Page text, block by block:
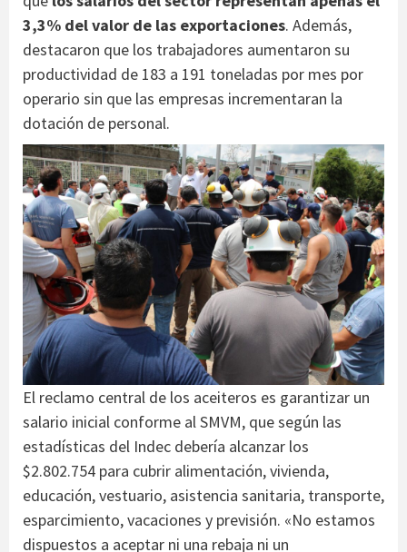
3,3% del valor de las exportaciones. Además,
destacaron que los trabajadores aumentaron su
productividad de 183 a 191 toneladas por mes por
operario sin que las empresas incrementaran la
dotación de personal.
El reclamo central de los aceiteros es garantizar un
salario inicial conforme al SMVM, que según las
estadísticas del Indec debería alcanzar los
$2.802.754 para cubrir alimentación, vivienda,
educación, vestuario, asistencia sanitaria, transporte,
esparcimiento, vacaciones y previsión. «No estamos
dispuestos a aceptar ni una rebaja ni un